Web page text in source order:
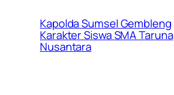
Kapolda Sumsel Gembleng
Karakter Siswa SMA Taruna
Nusantara